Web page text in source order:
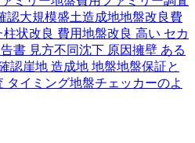
認大規模盛土造成地地盤改良費
柱状改良 費用地盤改良 高い セカ
書 見方不同沈下 原因擁壁 ある
認崖地 造成地 地盤地盤保証と
タイミング地盤チェッカーのよ